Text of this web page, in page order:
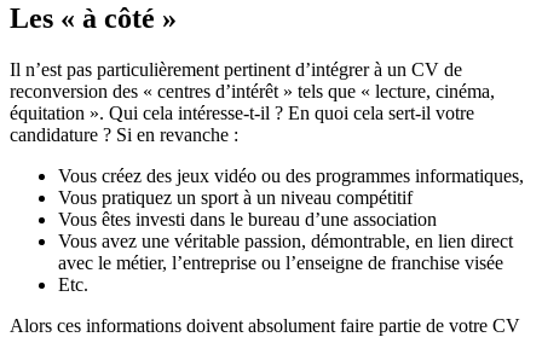
Les « à côté »
Il n’est pas particulièrement pertinent d’intégrer à un CV de
reconversion des « centres d’intérêt » tels que « lecture, cinéma,
équitation ». Qui cela intéresse-t-il ? En quoi cela sert-il votre
candidature ? Si en revanche :
Vous créez des jeux vidéo ou des programmes informatiques,
Vous pratiquez un sport à un niveau compétitif
Vous êtes investi dans le bureau d’une association
Vous avez une véritable passion, démontrable, en lien direct
avec le métier, l’entreprise ou l’enseigne de franchise visée
Etc.
Alors ces informations doivent absolument faire partie de votre CV